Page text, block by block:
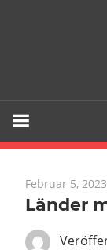
Februar 5, 2023
Länder